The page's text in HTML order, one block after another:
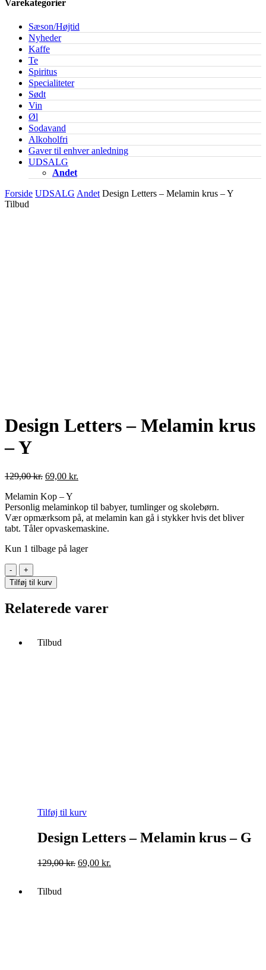
Varekategorier
Sæson/Højtid
Nyheder
Kaffe
Te
Spiritus
Specialiteter
Sødt
Vin
Øl
Sodavand
Alkoholfri
Gaver til enhver anledning
UDSALG
Andet
Forside UDSALG Andet Design Letters – Melamin krus – Y
Tilbud
Design Letters – Melamin krus
– Y
129,00kr. Original
was:
129,00 kr..
69,00 kr.
69,00 kr..
Melamin Kop – Y
Personlig melaminkop til babyer, tumlinger og skolebørn.
Vær opmærksom på, at melamin kan gå i stykker hvis det bliver
tabt. Tåler opvaskemaskine.
Kun 1 tilbage på lager
Design
Letters
-
Melamin
krus
antal
Tilføj til kurv
Relaterede varer
Tilbud
Tilføj til kurv
Design Letters – Melamin krus – G
129,00kr. Original
69,00 kr.
Tilbud